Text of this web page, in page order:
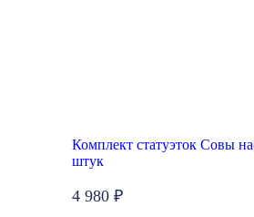
Комплект статуэток Совы
штук
4 980 ₽